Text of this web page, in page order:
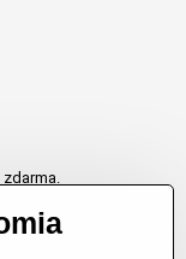
zdarma.